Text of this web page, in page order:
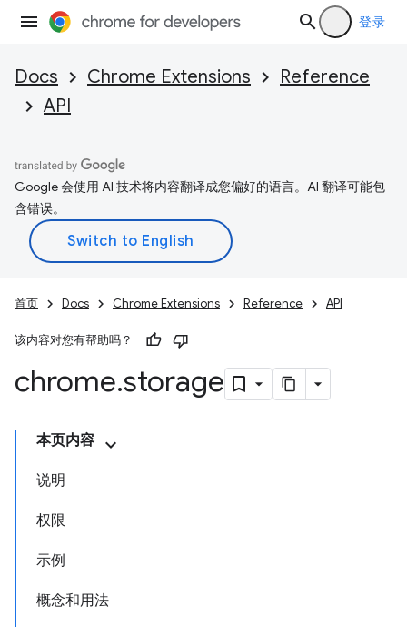
登录
Docs Chrome Extensions
Reference
API
Google 会使用 AI 技术将内容翻译成您偏好的语言。AI 翻译可能包
含错误。
首页 Docs Chrome Extensions Reference API
该内容对您有帮助吗？
chrome.storage
本页内容
说明
权限
示例
概念和用法